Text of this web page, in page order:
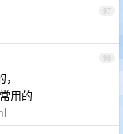
97
98
用的